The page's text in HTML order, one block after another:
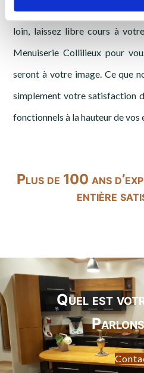
Bien au-delà de Belfort, dans
loin, laissez libre cours à
Menuiserie Collilieux pour
seront à votre image. Ce que
simplement votre satisfaction
fonctionnels à la hauteur de vos
Plus de 100 ans
entière
Quel est